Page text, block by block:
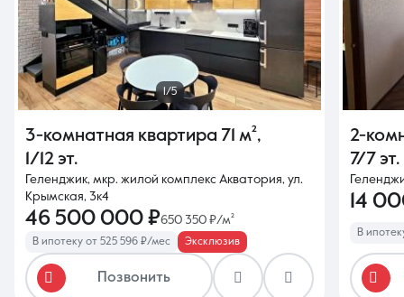
1/5
3-комнатная квартира 71 м²,
1/12 эт.
Геленджик, мкр. жилой комплекс Акватория, ул.
Крымская, 3к4
46 500 000 ₽650 350 ₽/м²
В ипотеку от 525 596 ₽/мес Эксклюзив
Позвонить
2-
7/7 эт.
14
В